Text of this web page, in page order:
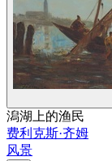
潟湖上的渔民
费利克斯·齐姆
风景